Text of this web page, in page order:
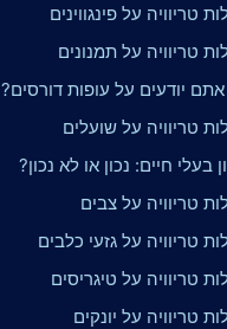
טריוויה על פינגווינים
טריוויה על תמנונים
יודעים על עופות דורסים?
טריוויה על שועלים
בעלי חיים: נכון או לא נכון?
טריוויה על צבים
טריוויה על גזעי כלבים
טריוויה על טיגריסים
טריוויה על יונקים